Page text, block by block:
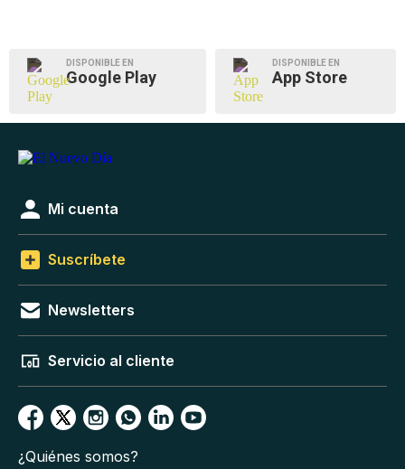
DISPONIBLE EN
Google Play
DISPONIBLE EN
App Store
Mi cuenta
Suscríbete
Newsletters
Servicio al cliente
¿Quiénes somos?